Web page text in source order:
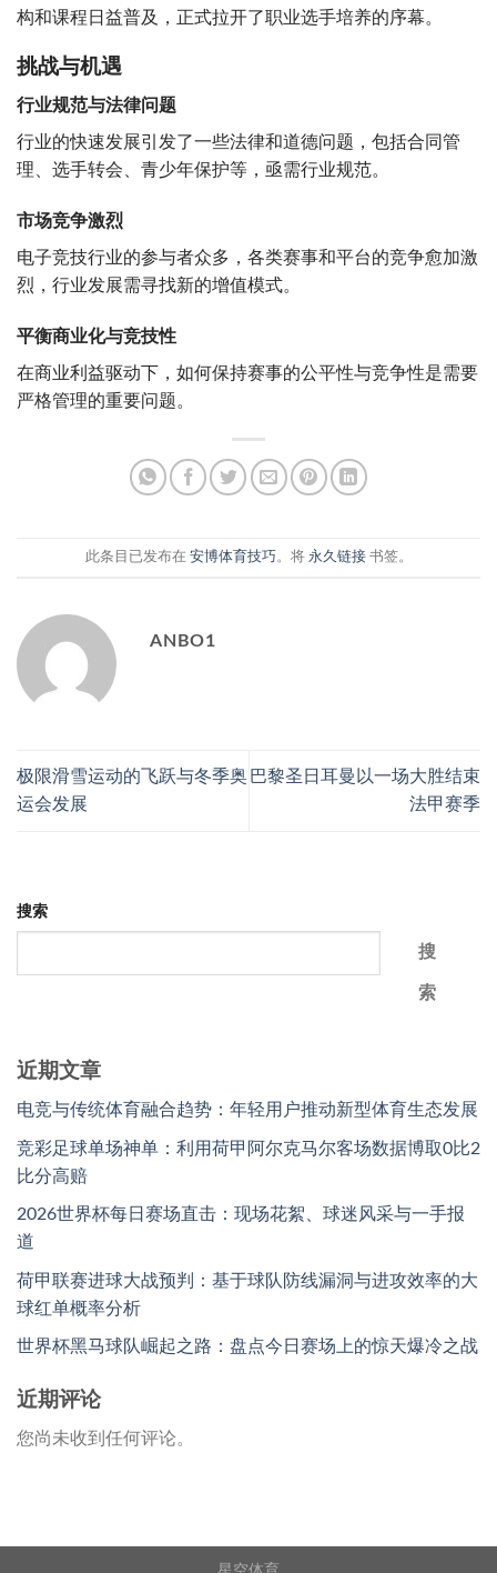
构和课程日益普及，正式拉开了职业选手培养的序幕。
挑战与机遇
行业规范与法律问题
行业的快速发展引发了一些法律和道德问题，包括合同管
理、选手转会、青少年保护等，亟需行业规范。
市场竞争激烈
电子竞技行业的参与者众多，各类赛事和平台的竞争愈加激
烈，行业发展需寻找新的增值模式。
平衡商业化与竞技性
在商业利益驱动下，如何保持赛事的公平性与竞争性是需要
严格管理的重要问题。
此条目已发布在 安博体育技巧 。将 永久链接书签。
ANBO1
极限滑雪运动的飞跃与冬季奥
运会发展
巴黎圣日耳曼以一场大胜结束
法甲赛季
搜索
搜
索
近期文章
电竞与传统体育融合趋势：年轻用户推动新型体育生态发展
竞彩足球单场神单：利用荷甲阿尔克马尔客场数据博取0比2
比分高赔
2026世界杯每日赛场直击：现场花絮、球迷风采与一手报
道
荷甲联赛进球大战预判：基于球队防线漏洞与进攻效率的大
球红单概率分析
世界杯黑马球队崛起之路：盘点今日赛场上的惊天爆冷之战
近期评论
您尚未收到任何评论。